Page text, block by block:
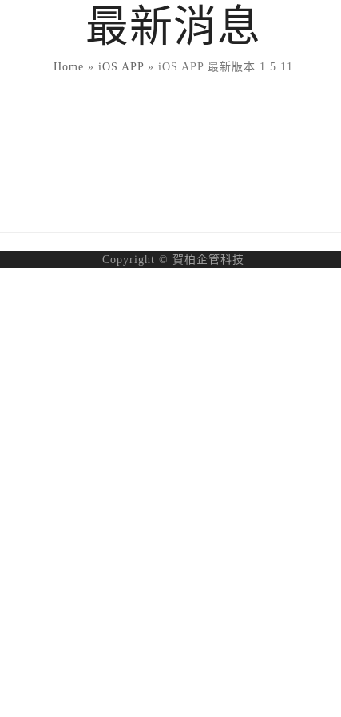
最新消息
Home » iOS APP » iOS APP 最新版本 1.5.11
Copyright © 賀柏企管科技